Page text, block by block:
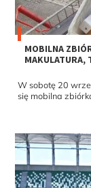
MOBILNA
MAKULATURA,
W sobotę 20
się mobilna